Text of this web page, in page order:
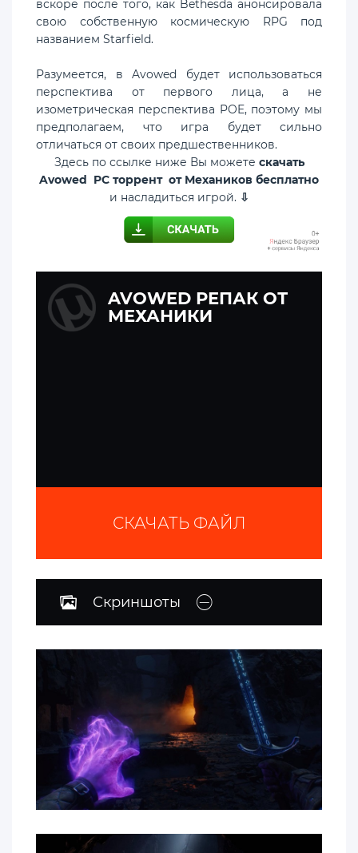
вскоре после того, как Bethesda анонсировала
свою собственную космическую RPG под
названием Starfield.
Разумеется, в Avowed будет использоваться
перспектива от первого лица, а не
изометрическая перспектива POE, поэтому мы
предполагаем, что игра будет сильно
отличаться от своих предшественников.
Здесь по ссылке ниже Вы можете скачать
Avowed PC торрент от Механиков бесплатно
и насладиться игрой. ⇩
AVOWED РЕПАК ОТ
МЕХАНИКИ
СКАЧАТЬ ФАЙЛ
Скриншоты